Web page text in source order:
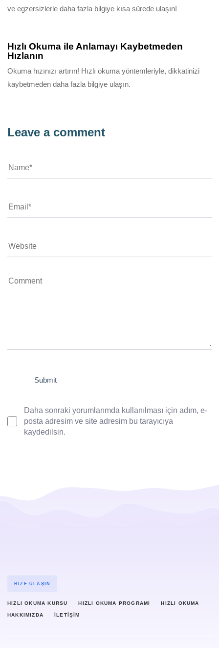
ve egzersizlerle daha fazla bilgiye kısa sürede ulaşın!
Hızlı Okuma ile Anlamayı Kaybetmeden
Hızlanın
Okuma hızınızı artırın! Hızlı okuma yöntemleriyle, dikkatinizi
kaybetmeden daha fazla bilgiye ulaşın.
Leave a comment
Daha sonraki yorumlarımda kullanılması için adım, e-
posta adresim ve site adresim bu tarayıcıya
kaydedilsin.
BIZE ULAŞIN
HIZLI OKUMA KURSU HIZLI OKUMA PROGRAMI HIZLI OKUMA
HAKKIMIZDA İLETIŞIM